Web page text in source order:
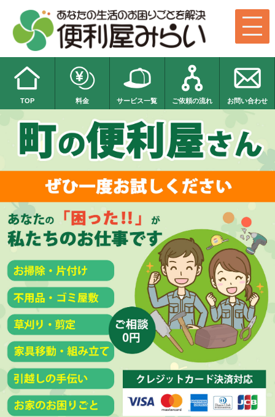
TOP 料金 サービス一覧 ご依頼の流れ お問い合わせ